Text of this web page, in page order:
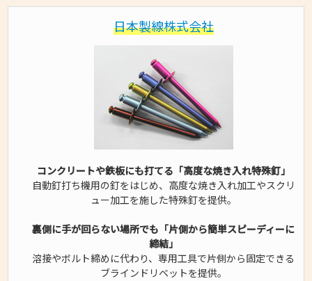
日本製線株式会社
コンクリートや鉄板にも打てる「高度な焼き入れ特殊釘」
自動釘打ち機用の釘をはじめ、高度な焼き入れ加工やスクリ
ュー加工を施した特殊釘を提供。
裏側に手が回らない場所でも「片側から簡単スピーディーに
締結」
溶接やボルト締めに代わり、専用工具で片側から固定できる
ブラインドリベットを提供。